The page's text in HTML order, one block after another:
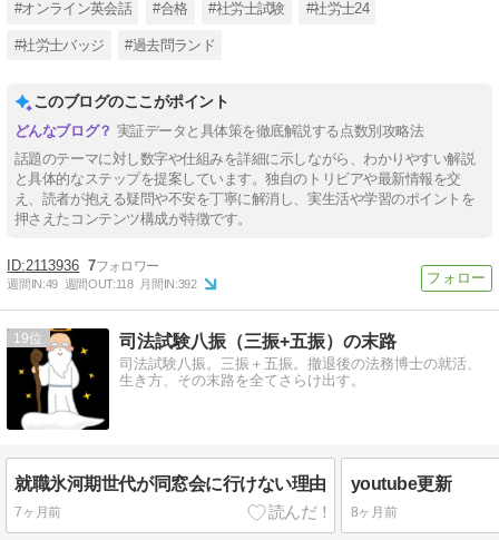
#オンライン英会話 #合格 #社労士試験 #社労士24
#社労士バッジ #過去問ランド
このブログのここがポイント
実証データと具体策を徹底解説する点数別攻略法
話題のテーマに対し数字や仕組みを詳細に示しながら、わかりやすい解説
と具体的なステップを提案しています。独自のトリビアや最新情報を交
え、読者が抱える疑問や不安を丁寧に解消し、実生活や学習のポイントを
押さえたコンテンツ構成が特徴です。
2113936 7
週間IN:49 週間OUT:118 月間IN:392
19 司法試験八振（三振+五振）の末路
司法試験八振。三振＋五振。撤退後の法務博士の就活、
生き方、その末路を全てさらけ出す。
就職氷河期世代が同窓会に行けない理由
7ヶ月前
youtube更新
8ヶ月前